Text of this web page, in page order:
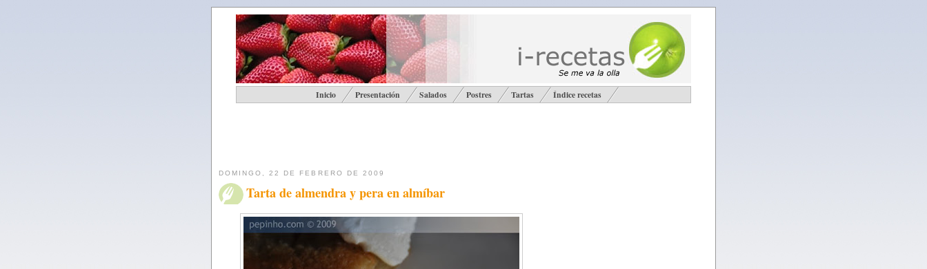
Inicio Presentación Salados Postres Tartas Índice recetas
DOMINGO, 22 DE FEBRERO DE 2009
Tarta de almendra y pera en almíbar